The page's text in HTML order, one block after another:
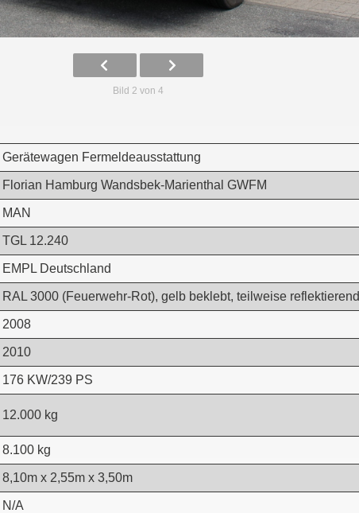
Bild 2 von 4
Gerätewagen Fermeldeausstattung
Florian Hamburg Wandsbek-Marienthal GWFM
MAN
TGL 12.240
EMPL Deutschland
RAL 3000 (Feuerwehr-Rot), gelb beklebt, teilweise reflektierend
2008
2010
176 KW/239 PS
12.000 kg
8.100 kg
8,10m x 2,55m x 3,50m
N/A